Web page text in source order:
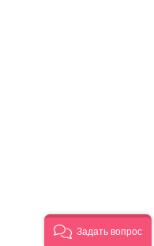
Задать вопрос